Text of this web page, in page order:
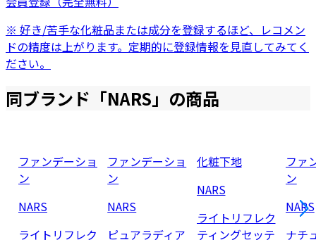
※ 好き/苦手な化粧品または成分を登録するほど、レコメン
ドの精度は上がります。定期的に登録情報を見直してみてく
ださい。
同ブランド「NARS」の商品
ファンデーショ
ン
NARS
ライトリフレク
ファンデーショ
ン
NARS
ピュアラディア
化粧下地
NARS
ライトリフレク
ティングセッテ
ファ
ン
NARS
ナチ